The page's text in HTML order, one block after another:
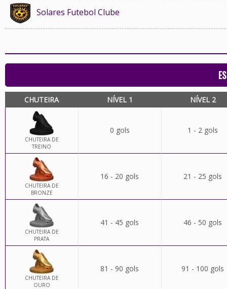
Solares Futebol Clube
CHUTEIRA NÍVEL 1 NÍVEL 2
CHUTEIRA DE
TREINO
0 gols 1 - 2 gols
CHUTEIRA DE
BRONZE
16 - 20 gols 21 - 25 gols
CHUTEIRA DE
PRATA
41 - 45 gols 46 - 50 gols
CHUTEIRA DE
OURO
81 - 90 gols 91 - 100 gols